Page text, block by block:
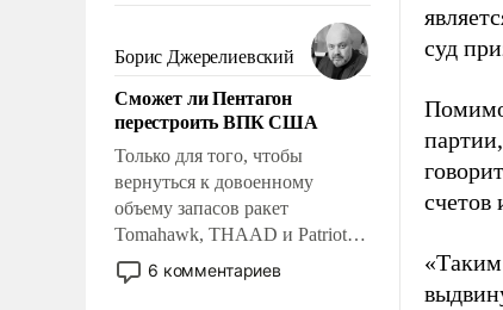
сложна и амбициозна. Однако
и ее реализация радикально
поднимет наши боевые
возможности.
Борис Джерелиевский
Сможет ли Пентагон
перестроить ВПК США
Только для того, чтобы
вернуться к довоенному
объему запасов ракет
Tomahawk, THAAD и Patriot
США потребуется более трех
лет. Даже небольшая война с
6 комментариев
суд
счетов